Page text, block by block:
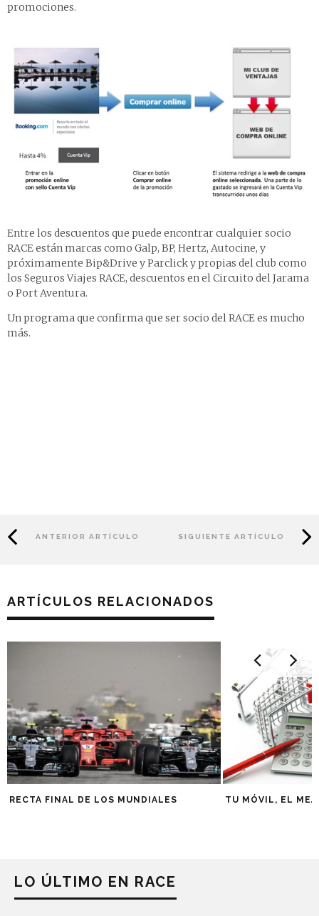
promociones.
Entre los descuentos que puede encontrar cualquier socio
RACE están marcas como Galp, BP, Hertz, Autocine, y
próximamente Bip&Drive y Parclick y propias del club como
los Seguros Viajes RACE, descuentos en el Circuito del Jarama
o Port Aventura.
Unprogramaque confirma que ser socio del RACE es mucho
más.
ANTERIOR ARTÍCULO SIGUIENTE ARTÍCULO
ARTÍCULOS RELACIONADOS
RECTA FINAL DE LOS MUNDIALES TU MÓVIL, EL
LO ÚLTIMO EN RACE